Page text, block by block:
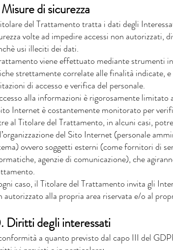
di sicurezza
del Trattamento tratta i dati degli
volte ad impedire accessi non autorizzati,
usi illeciti dei dati.
viene effettuato mediante strumenti
strettamente correlate alle finalità indicate,
di accesso e verifica del personale.
alla informazioni è rigorosamente limitato
Internet è costantemente monitorato per
al Titolare del Trattamento, in alcuni casi,
del Sito Internet (personale
ovvero soggetti esterni (come fornitori di
agenzie di comunicazione), che
caso, il Titolare del Trattamento invita gli
autorizzato alla propria area riservata e/o al
Diritti degli interessati
a quanto previsto dal capo III del